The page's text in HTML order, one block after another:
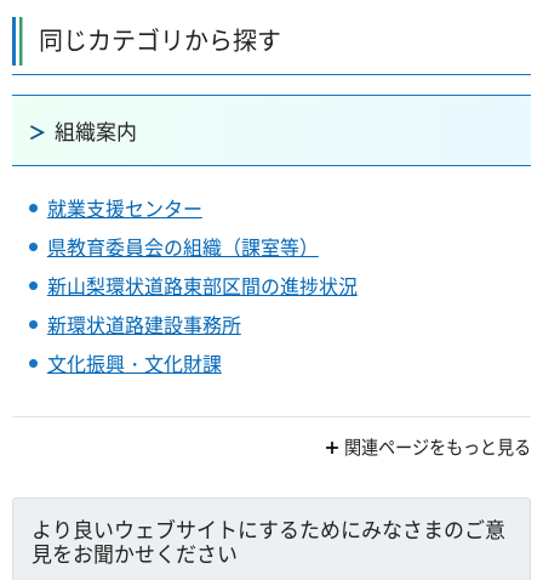
同じカテゴリから探す
組織案内
就業支援センター
県教育委員会の組織（課室等）
新山梨環状道路東部区間の進捗状況
新環状道路建設事務所
文化振興・文化財課
関連ページをもっと見る
より良いウェブサイトにするためにみなさまのご意
見をお聞かせください